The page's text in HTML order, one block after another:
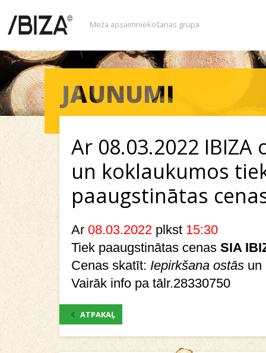
Meža apsaimniekošanas grupa
Ar 08.03.2022 IBIZA
un koklaukumos
paaugstinātas
Ar 08.03.2022 plkst 15:30
Tiek paaugstinātas cenas SIA
Cenas skatīt: Iepirkšana ostās un
Vairāk info pa tālr.28330750
ATPAKAĻ